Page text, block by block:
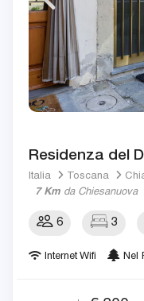
Residenza del
Italia Toscana
7 Km da Chiesanuova
6 3
Internet Wifi Nel